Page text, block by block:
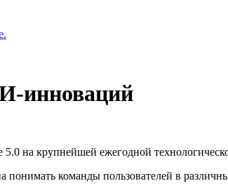
инноваций
на крупнейшей ежегодной
понимать команды пользователей в